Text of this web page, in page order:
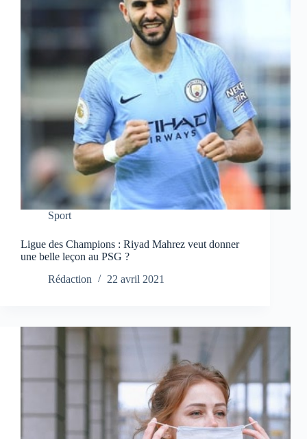
Sport
Ligue des Champions : Riyad Mahrez veut donner
une belle leçon au PSG ?
Rédaction
22 avril 2021